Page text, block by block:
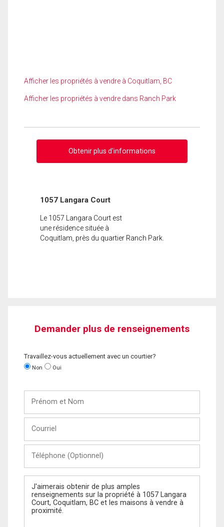
Afficher les propriétés à vendre à Coquitlam, BC
Afficher les propriétés à vendre dans Ranch Park
Obtenir plus d'informations
1057 Langara Court
Le 1057 Langara Court est
une résidence située à
Coquitlam, près du quartier Ranch Park.
Demander plus de renseignements
Travaillez-vous actuellement avec un courtier?
Non Oui
Nom
(Optionnel)
Message